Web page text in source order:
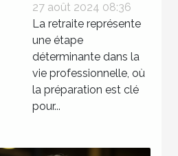
retraite avec la
surcote
27 août 2024 08:36
La retraite représente
une étape
déterminante dans la
vie professionnelle, où
la préparation est clé
pour...